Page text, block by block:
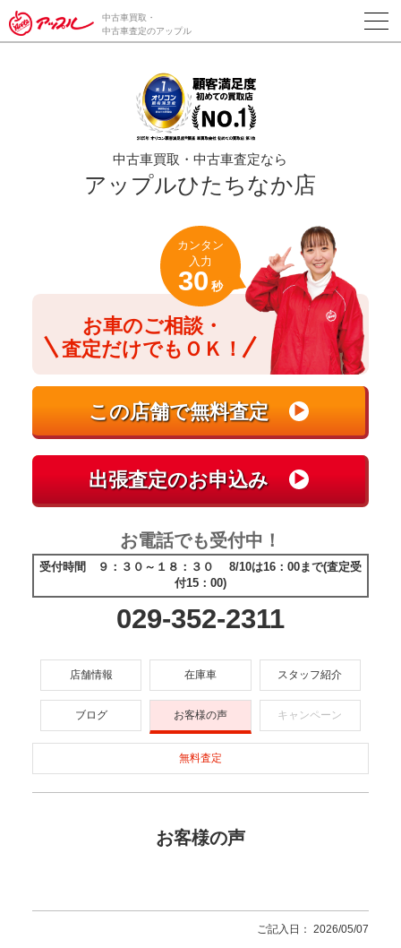
/*ABテスト_新規査定フォームの為のCVボタン*/
中古車買取・
中古車査定のアップル
中古車買取・中古車査定なら
アップルひたちなか店
お車のご相談・
査定だけでもＯＫ！
カンタン
入力
30 秒
お電話でも受付中！
受付時間 ９：３０～１８：３０ 8/10は16：00まで(査定受
付15：00)
029-352-2311
店舗情報 在庫車 スタッフ紹介
ブログ お客様の声 キャンペーン
無料査定
お客様の声
ご記入日： 2026/05/07